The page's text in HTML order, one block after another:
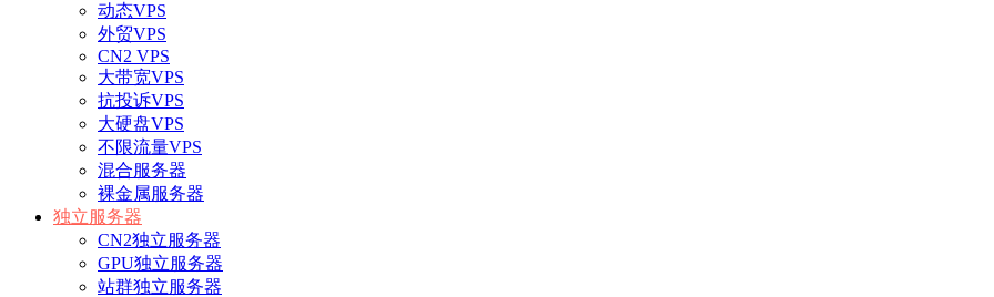
动态VPS
外贸VPS
CN2 VPS
大带宽VPS
抗投诉VPS
大硬盘VPS
不限流量VPS
混合服务器
裸金属服务器
独立服务器
CN2独立服务器
GPU独立服务器
站群独立服务器